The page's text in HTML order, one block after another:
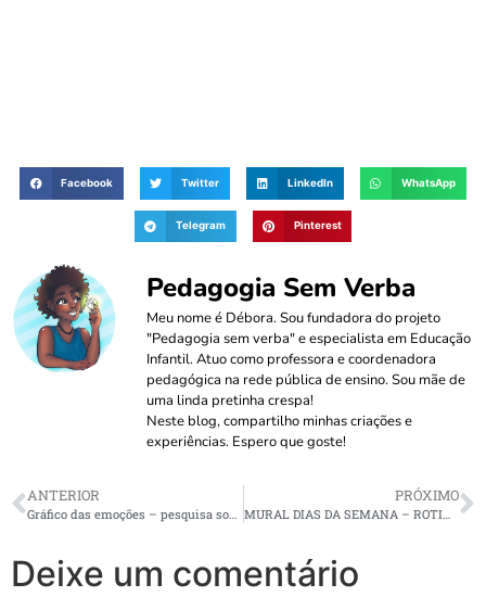
Facebook Twitter LinkedIn WhatsApp
Telegram Pinterest
Pedagogia Sem Verba
Meu nome é Débora. Sou fundadora do projeto
"Pedagogia sem verba" e especialista em Educação
Infantil. Atuo como professora e coordenadora
pedagógica na rede pública de ensino. Sou mãe de
uma linda pretinha crespa!
Neste blog, compartilho minhas criações e
experiências. Espero que goste!
ANTERIOR
Gráfico das emoções – pesquisa sobre o Bullying
PRÓXIMO
MURAL DIAS DA SEMANA – ROTINA
Deixe um comentário